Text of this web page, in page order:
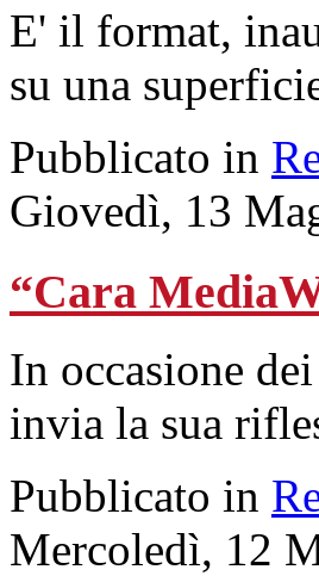
E' il format,
su una
Pubblicato in
Giovedì, 13
“Cara
In occasione
invia la sua
Pubblicato in
Mercoledì, 12